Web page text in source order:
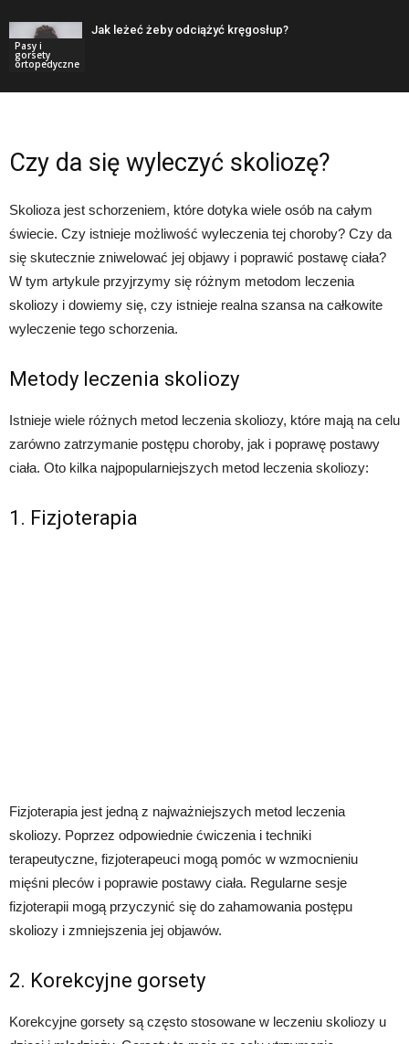
Pasy i
gorsety
ortopedyczne
Jak leżeć żeby odciążyć kręgosłup?
Czy da się wyleczyć skoliozę?
Skolioza jest schorzeniem, które dotyka wiele osób na całym
świecie. Czy istnieje możliwość wyleczenia tej choroby? Czy da
się skutecznie zniwelować jej objawy i poprawić postawę ciała?
W tym artykule przyjrzymy się różnym metodom leczenia
skoliozy i dowiemy się, czy istnieje realna szansa na całkowite
wyleczenie tego schorzenia.
Metody leczenia skoliozy
Istnieje wiele różnych metod leczenia skoliozy, które mają na celu
zarówno zatrzymanie postępu choroby, jak i poprawę postawy
ciała. Oto kilka najpopularniejszych metod leczenia skoliozy:
1. Fizjoterapia
Fizjoterapia jest jedną z najważniejszych metod leczenia
skoliozy. Poprzez odpowiednie ćwiczenia i techniki
terapeutyczne, fizjoterapeuci mogą pomóc w wzmocnieniu
mięśni pleców i poprawie postawy ciała. Regularne sesje
fizjoterapii mogą przyczynić się do zahamowania postępu
skoliozy i zmniejszenia jej objawów.
2. Korekcyjne gorsety
Korekcyjne gorsety są często stosowane w leczeniu skoliozy u